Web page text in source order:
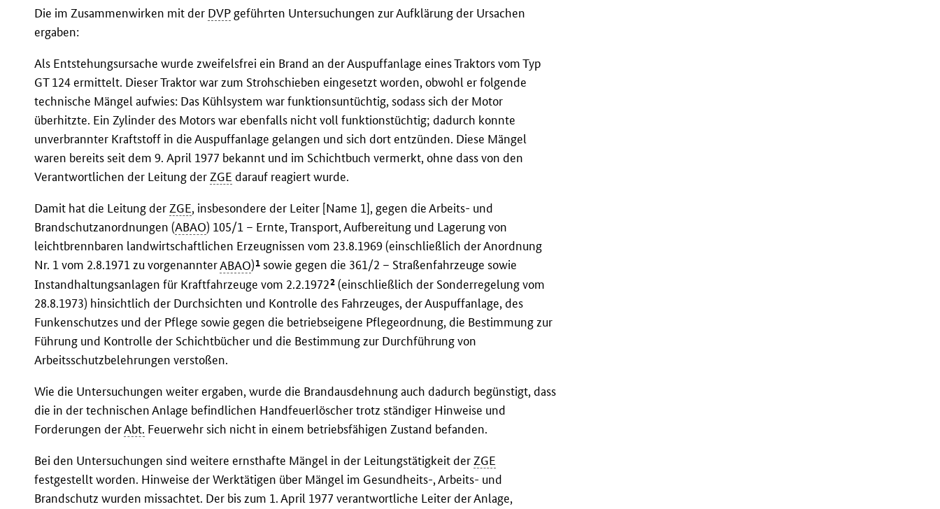
Die im Zusammenwirken mit der DVP geführten Untersuchungen zur Aufklärung der Ursachen
ergaben:
Als Entstehungsursache wurde zweifelsfrei ein Brand an der Auspuffanlage eines Traktors vom Typ
GT 124 ermittelt. Dieser Traktor war zum Strohschieben eingesetzt worden, obwohl er folgende
technische Mängel aufwies: Das Kühlsystem war funktionsuntüchtig, sodass sich der Motor
überhitzte. Ein Zylinder des Motors war ebenfalls nicht voll funktionstüchtig; dadurch konnte
unverbrannter Kraftstoff in die Auspuffanlage gelangen und sich dort entzünden. Diese Mängel
waren bereits seit dem 9. April 1977 bekannt und im Schichtbuch vermerkt, ohne dass von den
Verantwortlichen der Leitung derZGE darauf reagiert wurde.
Damit hat die Leitung derZGE, insbesondere der Leiter [Name 1], gegen die Arbeits- und
Brandschutzanordnungen (ABAO) 105/1 – Ernte, Transport, Aufbereitung und Lagerung von
leichtbrennbaren landwirtschaftlichen Erzeugnissen vom 23.8.1969 (einschließlich der Anordnung
Nr. 1 vom 2.8.1971 zu vorgenannterABAO)1 sowie gegen die 361/2 – Straßenfahrzeuge sowie
Instandhaltungsanlagen für Kraftfahrzeuge vom 2.2.19722 (einschließlich der Sonderregelung vom
28.8.1973) hinsichtlich der Durchsichten und Kontrolle des Fahrzeuges, der Auspuffanlage, des
Funkenschutzes und der Pflege sowie gegen die betriebseigene Pflegeordnung, die Bestimmung zur
Führung und Kontrolle der Schichtbücher und die Bestimmung zur Durchführung von
Arbeitsschutzbelehrungen verstoßen.
Wie die Untersuchungen weiter ergaben, wurde die Brandausdehnung auch dadurch begünstigt, dass
die in der technischen Anlage befindlichen Handfeuerlöscher trotz ständiger Hinweise und
Forderungen derAbt. Feuerwehr sich nicht in einem betriebsfähigen Zustand befanden.
Bei den Untersuchungen sind weitere ernsthafte Mängel in der Leitungstätigkeit der ZGE
festgestellt worden. Hinweise der Werktätigen über Mängel im Gesundheits-, Arbeits- und
Brandschutz wurden missachtet. Der bis zum 1. April 1977 verantwortliche Leiter der Anlage,